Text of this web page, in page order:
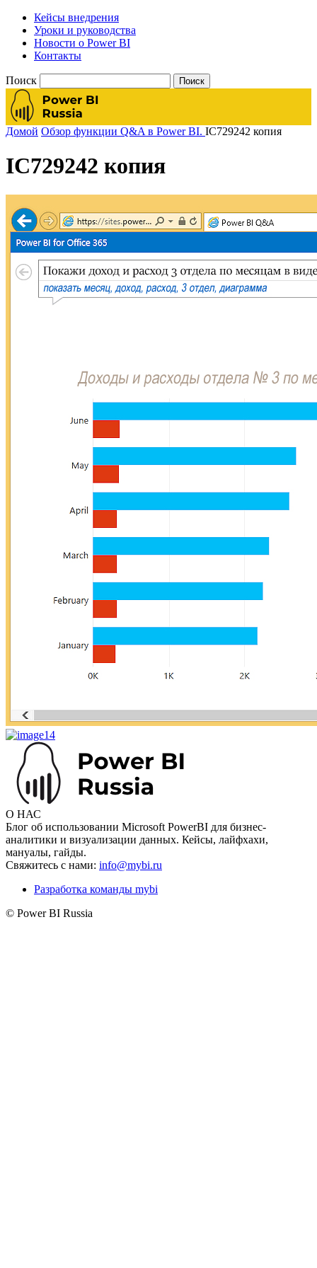
Кейсы внедрения
Уроки и руководства
Новости о Power BI
Контакты
Поиск
Домой Обзор функции Q&A в Power BI. IC729242 копия
IC729242 копия
О НАС
Блог об использовании Microsoft PowerBI для бизнес-
аналитики и визуализации данных. Кейсы, лайфхахи,
мануалы, гайды.
Свяжитесь с нами: info@mybi.ru
Разработка команды mybi
© Power BI Russia